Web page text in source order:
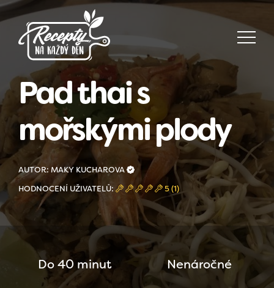
Pad thai s
mořskými plody
AUTOR: MAKY KUCHAROVA
HODNOCENÍ UŽIVATELŮ:
5 (1)
Do 40 minut Nenáročné